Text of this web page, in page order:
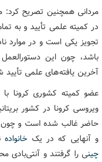
مردانی همچنین تصریح کرد:
در کمیته علمی تأیید و به
تجویز یکی است و در موارد
باشد، چون این
آخرین یافته‌های علمی
عضو کمیته کشوری کرونا
ویروسی کرونا در کشور
حاضر غالب شده است و چون
و آنهایی که در یک خانواده
چینی را گرفتند و آنتی‌بادی